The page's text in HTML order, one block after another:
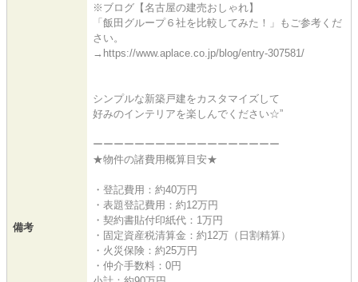
備考
※ブログ【名古屋の建売おしゃれ】
「飯田グループ６社を比較してみた！」もご参考くだ
さい。
→https://www.aplace.co.jp/blog/entry-307581/
シンプルな新築戸建をカスタマイズして
好みのインテリアを楽しんでください☆”
ーーーーーーーーーーーーーーーーーー
★物件の諸費用概算目安★
・登記費用：約40万円
・表題登記費用：約12万円
・契約書貼付印紙代：1万円
・固定資産税清算金：約12万（日割精算）
・火災保険：約25万円
・仲介手数料：0円